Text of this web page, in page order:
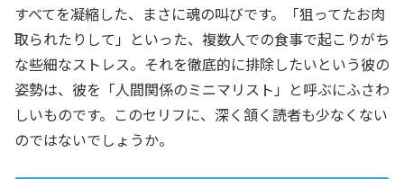
すべてを凝縮した、まさに魂の叫びです。「狙ってたお肉
取られたりして」といった、複数人での食事で起こりがち
な些細なストレス。それを徹底的に排除したいという彼の
姿勢は、彼を「人間関係のミニマリスト」と呼ぶにふさわ
しいものです。このセリフに、深く頷く読者も少なくない
のではないでしょうか。